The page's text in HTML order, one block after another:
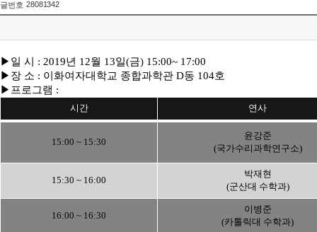
글번호 28081342
▶ 일 시 : 2019년 12월 13일(금) 15:00~ 17:00
▶ 장 소 : 이화여자대학교 종합과학관 D동 104호
▶ 프로그램 :
시간 연사
15:00 ~ 15:30
윤강준
(국가수리과학연구소)
15:30 ~ 16:00
박재현
(군산대 수학과)
16:00 ~ 16:30
이병준
(카톨릭대 수학과)